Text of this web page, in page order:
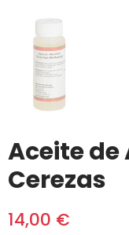
Aceite de
Cerezas
14,00 €